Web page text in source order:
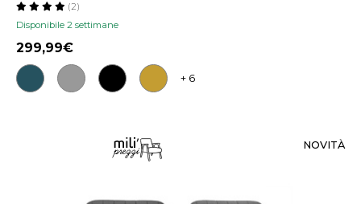
Disponibile 2 settimane
(2)
299,99
+ 6
NOVITÀ